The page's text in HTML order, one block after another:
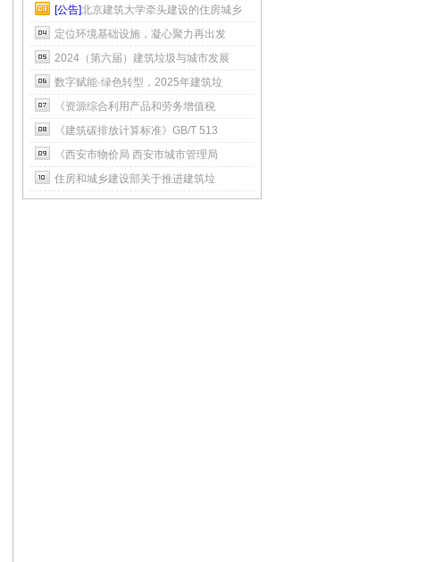
[公告]北京建筑大学牵头建设的住房城乡
定位环境基础设施，凝心聚力再出发
2024（第六届）建筑垃圾与城市发展
数字赋能·绿色转型，2025年建筑垃
《资源综合利用产品和劳务增值税
《建筑碳排放计算标准》GB/T 513
《西安市物价局 西安市城市管理局
住房和城乡建设部关于推进建筑垃